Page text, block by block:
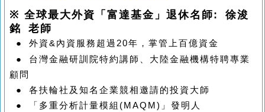
※ 全球最大外資「富達基金」退休名師: 徐浚
銘 老師
● 外資&內資服務超過20年，掌管上百億資金
● 台灣金融研訓院特約講師、大陸金融機構特聘專業
顧問
● 各扶輪社及知名企業競相邀請的投資大師
●
「多重分析計量模組(MAQM)」發明人